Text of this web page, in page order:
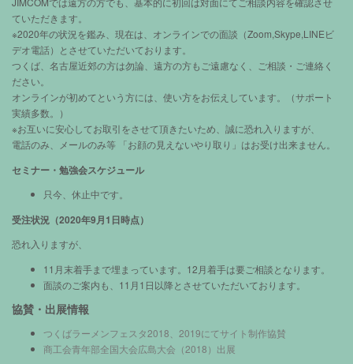
ていただきます。
※2020年の状況を鑑み、現在は、オンラインでの面談（Zoom,Skype,LINEビ
デオ電話）とさせていただいております。
つくば、名古屋近郊の方は勿論、遠方の方もご遠慮なく、ご相談・ご連絡く
ださい。
オンラインが初めてという方には、使い方をお伝えしています。（サポート
実績多数。）
※お互いに安心してお取引をさせて頂きたいため、誠に恐れ入りますが、
電話のみ、メールのみ等 「お顔の見えないやり取り」はお受け出来ません。
セミナー・勉強会スケジュール
只今、休止中です。
受注状況（2020年9月1日時点）
恐れ入りますが、
11月末着手まで埋まっています。12月着手は要ご相談となります。
面談のご案内も、11月1日以降とさせていただいております。
協賛・出展情報
つくばラーメンフェスタ2018、2019にてサイト制作協賛
商工会青年部全国大会広島大会（2018）出展